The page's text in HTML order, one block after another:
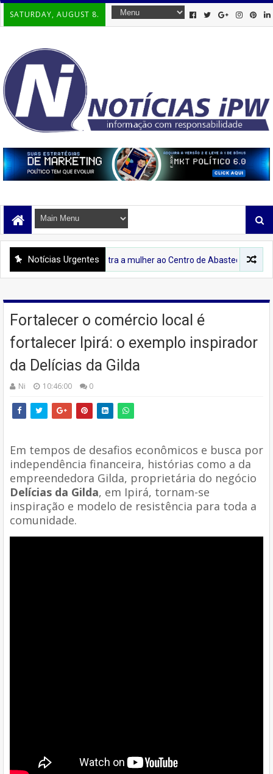
SATURDAY, AUGUST 8.
Notícias Urgentes
à violência contra a mulher ao Centro de Abastecimento de Ipirá
Fortalecer o comércio local é
fortalecer Ipirá: o exemplo inspirador
da Delícias da Gilda
Ni 10:46:00 0
Em tempos de desafios econômicos e busca por
independência financeira, histórias como a da
empreendedora Gilda, proprietária do negócio
Delícias da Gilda, em Ipirá, tornam-se
inspiração e modelo de resistência para toda a
comunidade.